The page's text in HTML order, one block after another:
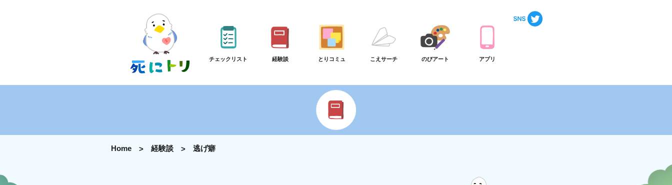
チェックリスト 経験談 とりコミュ こえサーチ のびアート アプリ
Home 経験談 逃げ癖